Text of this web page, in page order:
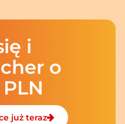
i
o
już teraz